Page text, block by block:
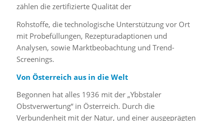
zählen die zertifizierte Qualität der
Rohstoffe, die technologische Unterstützung vor Ort
mit Probefüllungen, Rezepturadaptionen und
Analysen, sowie Marktbeobachtung und Trend-
Screenings.
Von Österreich aus in die Welt
Begonnen hat alles 1936 mit der „Ybbstaler
Obstverwertung“ in Österreich. Durch die
Verbundenheit mit der Natur, und einer ausgeprägten